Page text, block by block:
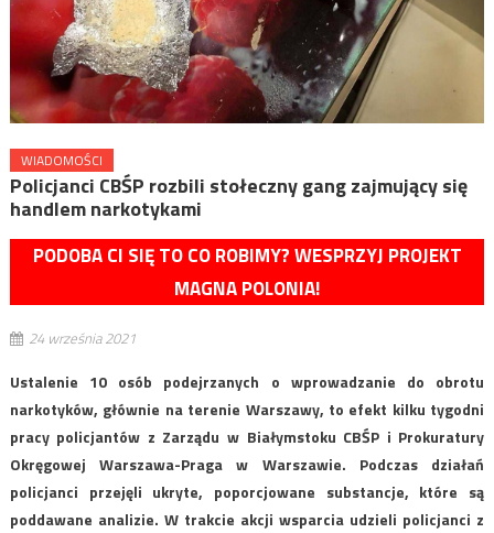
WIADOMOŚCI
Policjanci CBŚP rozbili stołeczny gang zajmujący się
handlem narkotykami
PODOBA CI SIĘ TO CO ROBIMY? WESPRZYJ PROJEKT
MAGNA POLONIA!
24 września 2021
Ustalenie 10 osób podejrzanych o wprowadzanie do obrotu
narkotyków, głównie na terenie Warszawy, to efekt kilku tygodni
pracy policjantów z Zarządu w Białymstoku CBŚP i Prokuratury
Okręgowej Warszawa-Praga w Warszawie. Podczas działań
policjanci przejęli ukryte, poporcjowane substancje, które są
poddawane analizie. W trakcie akcji wsparcia udzieli policjanci z